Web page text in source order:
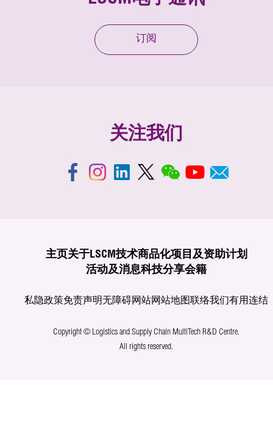
订阅
关注我们
主页关于LSCM技术商品化项目及资助计划
活动及消息科技分享会籍
私隐政策免责声明无障碍网站网站地图联络我们有用连结
Copyright © Logistics and Supply Chain MultiTech R&D Centre.
All rights reserved.